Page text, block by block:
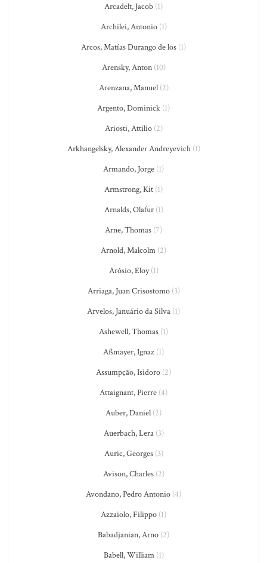
Arcadelt, Jacob (1)
Archilei, Antonio(1)
Arcos, Matías Durango de los (1)
Arensky, Anton(10)
Arenzana, Manuel(2)
Argento, Dominick (1)
Ariosti, Attilio(2)
Arkhangelsky, Alexander Andreyevich(1)
Armando, Jorge (1)
Armstrong, Kit (1)
Arnalds, Olafur(1)
Arne, Thomas (7)
Arnold, Malcolm (2)
Arósio, Eloy(1)
Arriaga, Juan Crisostomo(3)
Arvelos, Januário da Silva (1)
Ashewell, Thomas (1)
Aßmayer, Ignaz (1)
Assumpção, Isidoro (2)
Attaignant, Pierre (4)
Auber, Daniel (2)
Auerbach, Lera(3)
Auric, Georges(3)
Avison, Charles(2)
Avondano, Pedro Antonio (4)
Azzaiolo, Filippo (1)
Babadjanian, Arno (2)
Babell, William(1)